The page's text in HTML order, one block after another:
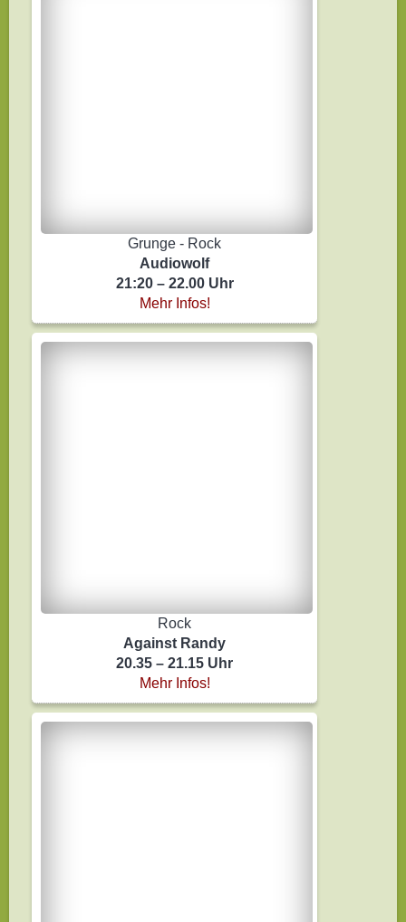
Grunge - Rock
Audiowolf
21:20 – 22.00 Uhr
Mehr Infos!
Rock
Against Randy
20.35 – 21.15 Uhr
Mehr Infos!